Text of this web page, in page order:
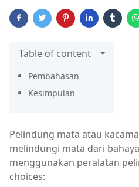
Table of content
Pembahasan
Kesimpulan
Pelindung mata atau
melindungi mata dari
menggunakan peralatan
choices: